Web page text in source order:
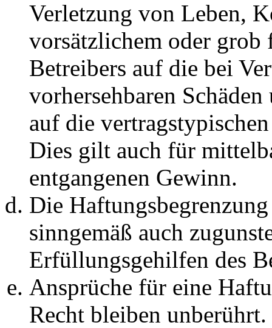
Verletzung von Leben,
vorsätzlichem oder grob
Betreibers auf die bei
vorhersehbaren
auf die
Dies gilt auch für
entgangenen Gewinn.
Die
sinngemäß auch
Erfüllungsgehilfen des
Ansprüche für eine
Recht bleiben unberührt.